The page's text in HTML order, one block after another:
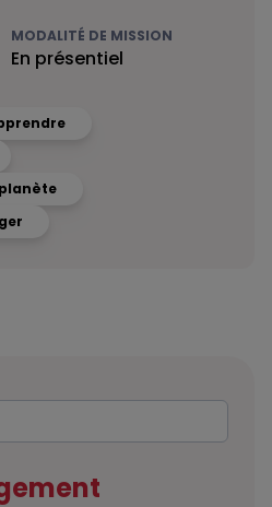
MODALITÉ DE MISSION
En présentiel